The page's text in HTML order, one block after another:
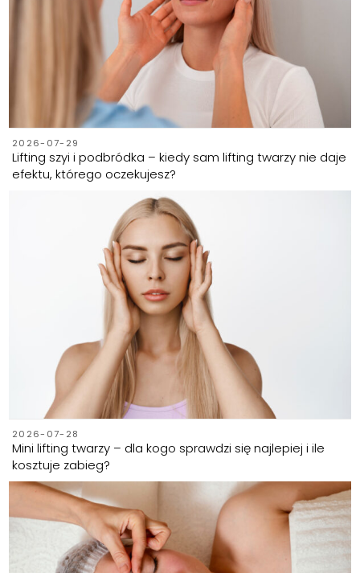
2026-07-29
Lifting szyi i podbródka – kiedy sam lifting twarzy nie daje
efektu, którego oczekujesz?
2026-07-28
Mini lifting twarzy – dla kogo sprawdzi się najlepiej i ile
kosztuje zabieg?